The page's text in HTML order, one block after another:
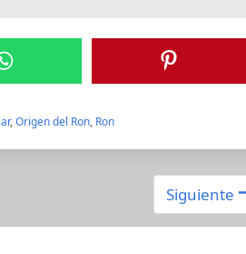
,Origen del Ron, Ron
Siguiente